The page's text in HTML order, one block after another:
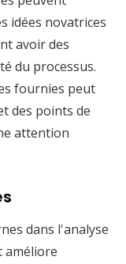
idées novatrices
avoir des
du processus.
fournies peut
des points de
attention
dans l'analyse
améliore